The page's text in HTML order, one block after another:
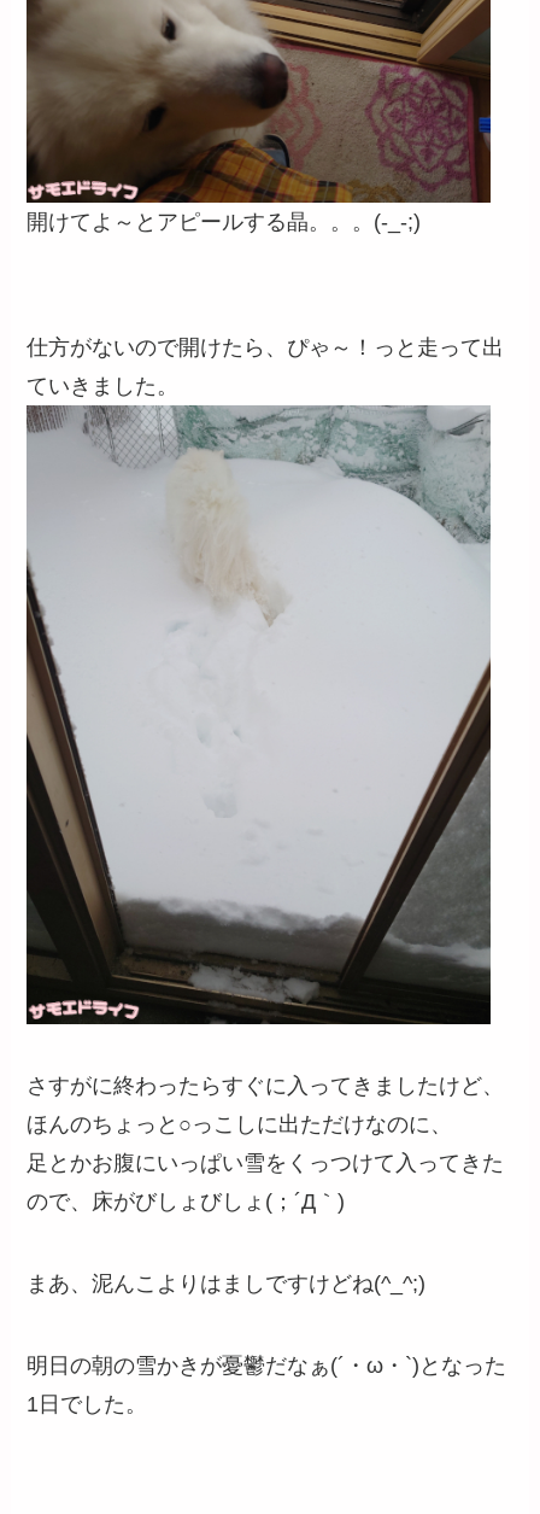
開けてよ～とアピールする晶。。。(-_-;)
仕方がないので開けたら、ぴゃ～！っと走って出
ていきました。
さすがに終わったらすぐに入ってきましたけど、
ほんのちょっと○っこしに出ただけなのに、
足とかお腹にいっぱい雪をくっつけて入ってきた
ので、床がびしょびしょ(；´Д｀)
まあ、泥んこよりはましですけどね(^_^;)
明日の朝の雪かきが憂鬱だなぁ(´・ω・`)となった
1日でした。